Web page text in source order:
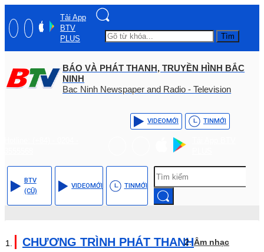
Tải App
BTV
PLUS
Tìm
BÁO VÀ PHÁT THANH, TRUYỀN HÌNH BẮC
NINH
Bac Ninh Newspaper and Radio - Television
VIDEOMỚI TINMỚI
BTV
(CŨ)
VIDEOMỚI TINMỚI
CHƯƠNG TRÌNH PHÁT THANHÂm nhạc